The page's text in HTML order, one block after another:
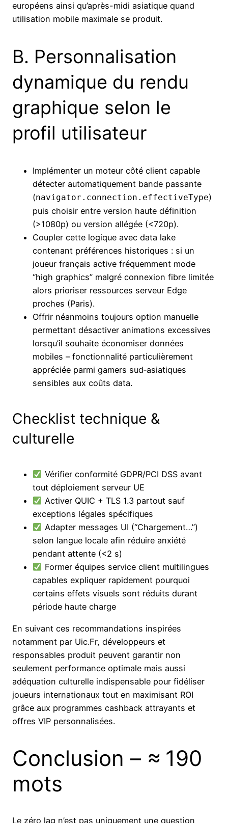
européens ainsi qu’après-midi asiatique quand
utilisation mobile maximale se produit.
B​.​ Personnalisation
dynamique du rendu
graphique selon le
profil utilisateur
Implémenter un moteur côté client capable
détecter automatiquement bande passante
(navigator.connection.effectiveType)
puis choisir entre version haute définition
(>1080p) ou version allégée (<720p).
Coupler cette logique avec data lake
contenant préférences historiques : si un
joueur français active fréquemment mode
“high graphics” malgré connexion fibre limitée
alors prioriser ressources serveur Edge
proches (Paris).
Offrir néanmoins toujours option manuelle
permettant désactiver animations excessives
lorsqu’il souhaite économiser données
mobiles – fonctionnalité particulièrement
appréciée parmi gamers sud‐asiatiques
sensibles aux coûts data.
Checklist technique &
culturelle
Vérifier conformité GDPR/PCI DSS avant
tout déploiement serveur UE
Activer QUIC + TLS 1.3 partout sauf
exceptions légales spécifiques
Adapter messages UI (“Chargement…”)
selon langue locale afin réduire anxiété
pendant attente (<2 s)
Former équipes service client multilingues
capables expliquer rapidement pourquoi
certains effets visuels sont réduits durant
période haute charge
En suivant ces recommandations inspirées
notamment par Uic.Fr, développeurs et
responsables produit peuvent garantir non
seulement performance optimale mais aussi
adéquation culturelle indispensable pour fidéliser
joueurs internationaux tout en maximisant ROI
grâce aux programmes cashback attrayants et
offres VIP personnalisées.
Conclusion – ≈ 190
mots
Le zéro lag n’est pas uniquement une question